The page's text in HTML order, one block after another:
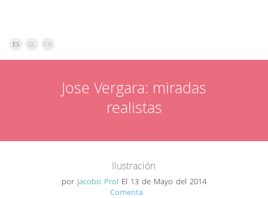
ES GL EN
PROYECTOS
BLOG
CONTACTO
Jose Vergara: miradas
realistas
Ilustración
por Jacobo Prol El 13 de Mayo del 2014
Comenta